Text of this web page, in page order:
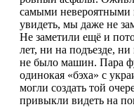
самыми невероятными
увидеть, мы даже не
Не заметили ещё и
лет, ни на подъезде,
не было машин. Пара
одинокая «бэха» с
могли создать той
привыкли видеть на